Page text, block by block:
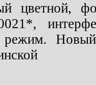
цветной,
режим.